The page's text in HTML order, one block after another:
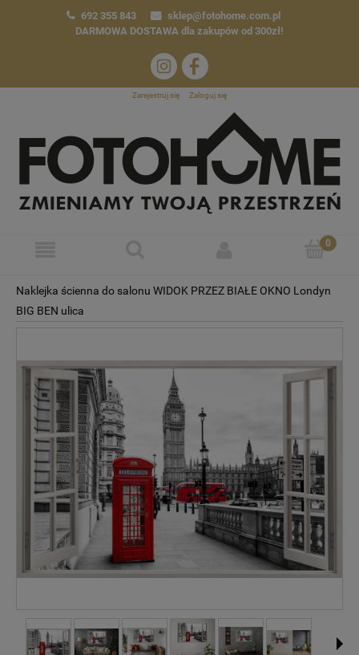
692 355 843
sklep@fotohome.com.pl
DARMOWA DOSTAWA dla zakupów od 300zł!
Zarejestruj się Zaloguj się
Naklejka ścienna do salonu WIDOK PRZEZ BIAŁE OKNO Londyn
BIG BEN ulica